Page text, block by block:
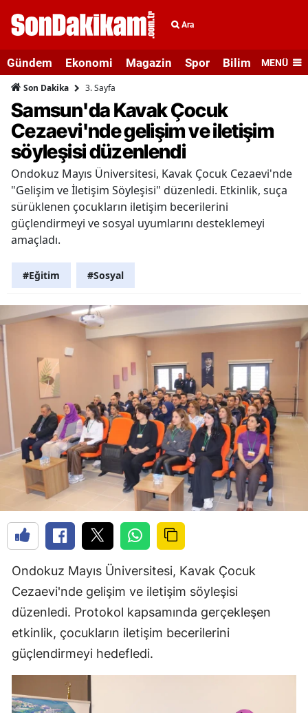
Ara
Gündem Ekonomi Magazin Spor Bilim veMENÜ
Son Dakika 3. Sayfa
Samsun'da Kavak Çocuk
Cezaevi'nde gelişim ve iletişim
söyleşisi düzenlendi
Ondokuz Mayıs Üniversitesi, Kavak Çocuk Cezaevi'nde
"Gelişim ve İletişim Söyleşisi" düzenledi. Etkinlik, suça
sürüklenen çocukların iletişim becerilerini
güçlendirmeyi ve sosyal uyumlarını desteklemeyi
amaçladı.
#Eğitim #Sosyal
Ondokuz Mayıs Üniversitesi, Kavak Çocuk
Cezaevi'nde gelişim ve iletişim söyleşisi
düzenledi. Protokol kapsamında gerçekleşen
etkinlik, çocukların iletişim becerilerini
güçlendirmeyi hedefledi.